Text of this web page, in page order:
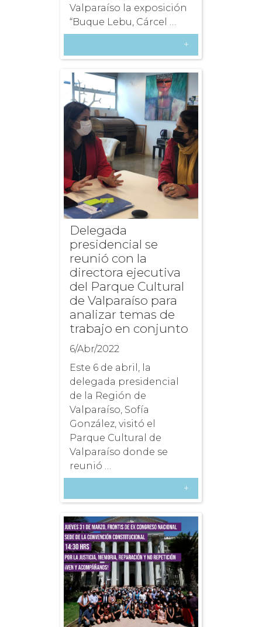
Valparaíso la exposición
“Buque Lebu, Cárcel …
+
Delegada
presidencial se
reunió con la
directora ejecutiva
del Parque Cultural
de Valparaíso para
analizar temas de
trabajo en conjunto
6/Abr/2022
Este 6 de abril, la
delegada presidencial
de la Región de
Valparaíso, Sofía
González, visitó el
Parque Cultural de
Valparaíso donde se
reunió …
+